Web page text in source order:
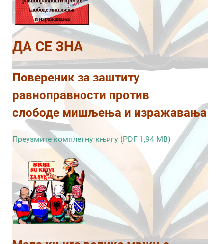
ДА СЕ ЗНА
Повереник за заштиту
равноправности против
слободе мишљења и изражавања
Преузмите комплетну књигу (PDF 1,94 MB)